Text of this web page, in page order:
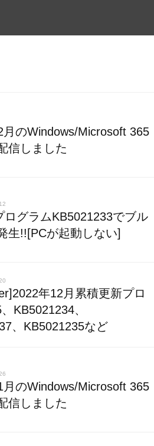
月のWindows/Microsoft 365
信しました
グラムKB5021233でブル
生!![PCが起動しない]
年12月累積更新プロ
KB5021234、
、KB5021235など
月のWindows/Microsoft 365
信しました